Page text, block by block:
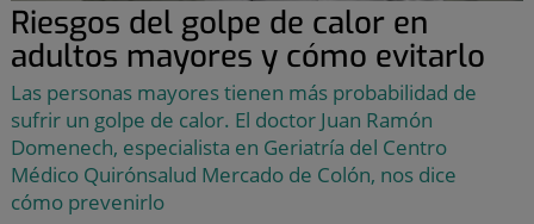
Riesgos del golpe de calor en
adultos mayores y cómo evitarlo
Las personas mayores tienen más probabilidad de
sufrir un golpe de calor. El doctor Juan Ramón
Domenech, especialista en Geriatría del Centro
Médico Quirónsalud Mercado de Colón, nos dice
cómo prevenirlo